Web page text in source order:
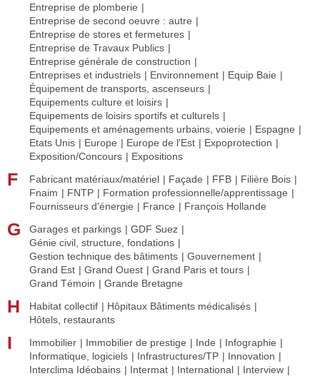
Entreprise de plomberie
Entreprise de second oeuvre : autre
Entreprise de stores et fermetures
Entreprise de Travaux Publics
Entreprise générale de construction
Entreprises et industriels
Environnement
Equip Baie
Équipement de transports, ascenseurs
Equipements culture et loisirs
Equipements de loisirs sportifs et culturels
Equipements et aménagements urbains, voierie
Espagne
Etats Unis
Europe Europe de l'Est
Expoprotection
Exposition/Concours
Expositions
F Fabricant matériaux/matériel Façade FFB
Filière Bois
Fnaim
FNTP
Formation professionnelle/apprentissage
Fournisseurs d'énergie
France François Hollande
G Garages et parkings
GDF Suez
Génie civil, structure, fondations
Gestion technique des bâtiments
Gouvernement
Grand Est
Grand Ouest
Grand Paris et tours
Grand Témoin
Grande Bretagne
H Habitat collectif
Hôpitaux Bâtiments médicalisés
Hôtels, restaurants
I Immobilier Immobilier de prestige Inde
Infographie
Informatique, logiciels
Infrastructures/TP
Innovation
Interclima Idéobains
Intermat International
Interview